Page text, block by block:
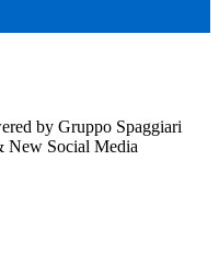
by Gruppo Spaggiari
New Social Media